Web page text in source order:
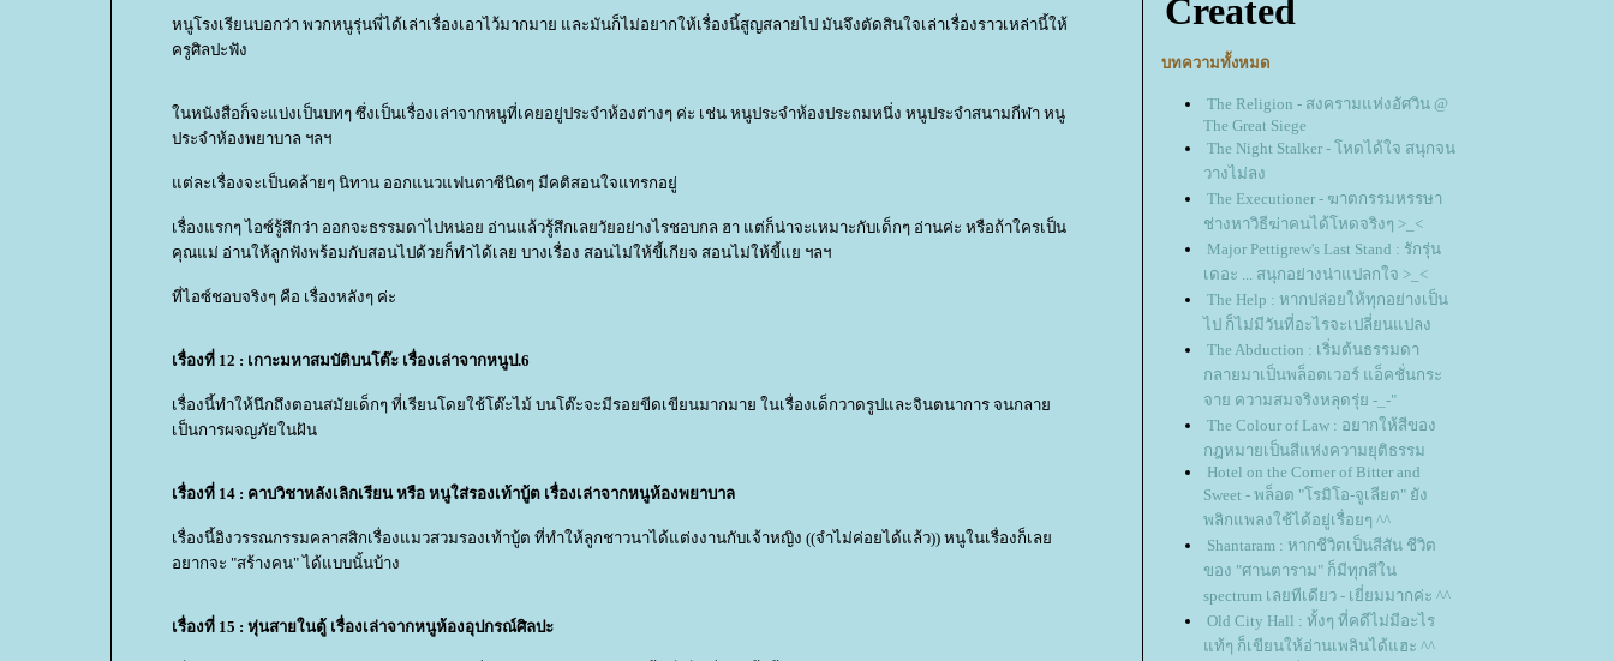
หนูโรงเรียนบอกว่า พวกหนูรุ่นพี่ได้เล่าเรื่องเอาไว้มากมาย และมันก็ไม่อยากให้เรื่องนี้สูญสลายไป มันจึงตัดสินใจเล่าเรื่องราวเหล่านี้ให้
ครูศิลปะฟัง
นหนังสือก็จะแบ่งเป็นบทๆ ซึ่งเป็นเรื่องเล่าจากหนูที่เคยอยู่ประจำห้องต่างๆ ค่ะ เช่น หนูประจำห้องประถมหนึ่ง หนูประจำสนามกีฬา หนู
ประจำห้องพยาบาล ฯลฯ
ต่ละเรื่องจะเป็นคล้ายๆ นิทาน ออกแนวแฟนตาซีนิดๆ มีคติสอนใจแทรกอยู่
เรื่องแรกๆ ไอซ์รู้สึกว่า ออกจะธรรมดาไปหน่อย อ่านแล้วรู้สึกเลยวัยอย่างไรชอบกล ฮา แต่ก็น่าจะเหมาะกับเด็กๆ อ่านค่ะ หรือถ้าใครเป็น
คุณแม่ อ่านให้ลูกฟังพร้อมกับสอนไปด้วยก็ทำได้เลย บางเรื่อง สอนไม่ให้ขี้เกียจ สอนไม่ให้ขี้แย ฯลฯ
ที่ไอซ์ชอบจริงๆ คือ เรื่องหลังๆ ค่ะ
เรื่องที่ 12 : เกาะมหาสมบัติบนโต๊ะ เรื่องเล่าจากหนูป.6
เรื่องนี้ทำให้นึกถึงตอนสมัยเด็กๆ ที่เรียนโดยใช้โต๊ะไม้ บนโต๊ะจะมีรอยขีดเขียนมากมาย ในเรื่องเด็กวาดรูปและจินตนาการ จนกลา
เป็นการผจญภัยในฝัน
เรื่องที่ 14 : คาบวิชาหลังเลิกเรียน หรือ หนูใส่รองเท้าบู้ต เรื่องเล่าจากหนูห้องพยาบาล
เรื่องนี้อิงวรรณกรรมคลาสสิกเรื่องแมวสวมรองเท้าบู้ต ที่ทำให้ลูกชาวนาได้แต่งงานกับเจ้าหญิง ((จำไม่ค่อยได้แล้ว)) หนูในเรื่องก็เล
อยากจะ "สร้างคน" ได้แบบนั้นบ้าง
เรื่องที่ 15 : หุ่นสายในตู้ เรื่องเล่าจากหนูห้องอุปกรณ์ศิลปะ
บทความทั้งหมด
The Religion - สงครามแห่งอัศวิน @
The Great Siege
The Night Stalker - โหดได้ใจ สนุกจน
วางไม่ลง
The Executioner - ฆาตกรรมหรรษา
ช่างหาวิธีฆ่าคนได้โหดจริงๆ >_<
Major Pettigrew's Last Stand : รักรุ่น
เดอะ ... สนุกอย่างน่าแปลกใจ >_<
The Help : หากปล่อยให้ทุกอย่างเป็น
ไป ก็ไม่มีวันที่อะไรจะเปลี่ยนแปลง
The Abduction : เริ่มต้นธรรมดา
กลายมาเป็นพล็อตเวอร์ แอ็คชั่นกระ
จาย ความสมจริงหลุดรุ่ย -_-"
The Colour of Law : อยากให้สีของ
กฎหมายเป็นสีแห่งความยุติธรรม
Hotel on the Corner of Bitter and
Sweet - พล็อต "โรมิโอ-จูเลียต" ยัง
พลิกแพลงใช้ได้อยู่เรื่อยๆ ^^
Shantaram : หากชีวิตเป็นสีสัน ชีวิต
ของ "ศานตาราม" ก็มีทุกสีใน
spectrum เลยทีเดียว - เยี่ยมมากค่ะ ^^
Old City Hall : ทั้งๆ ที่คดีไม่มีอะไร
ท้ๆ ก็เขียนให้อ่านเพลินได้แฮะ ^^